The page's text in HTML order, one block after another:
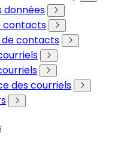
données
contacts
de contacts
des courriels